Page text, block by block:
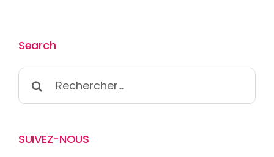
Search
Rechercher:
SUIVEZ-NOUS